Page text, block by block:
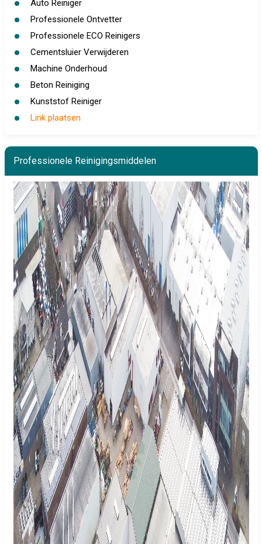
Auto Reiniger
Professionele Ontvetter
Professionele ECO Reinigers
Cementsluier Verwijderen
Machine Onderhoud
Beton Reiniging
Kunststof Reiniger
Link plaatsen
Professionele Reinigingsmiddelen